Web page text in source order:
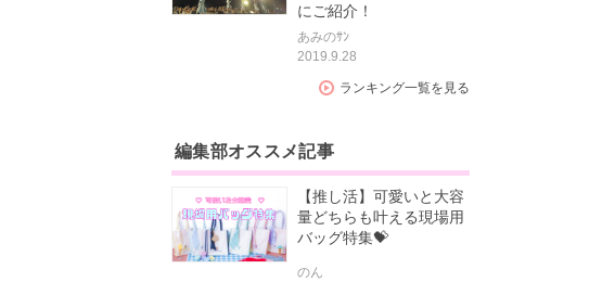
にご紹介！
あみのｻﾝ
2019.9.28
ランキング一覧を見る
編集部オススメ記事
【推し活】可愛いと大容
量どちらも叶える現場用
バッグ特集💝
のん